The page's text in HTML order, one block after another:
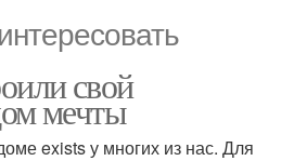
свой
мечты
exists у многих из нас. Для